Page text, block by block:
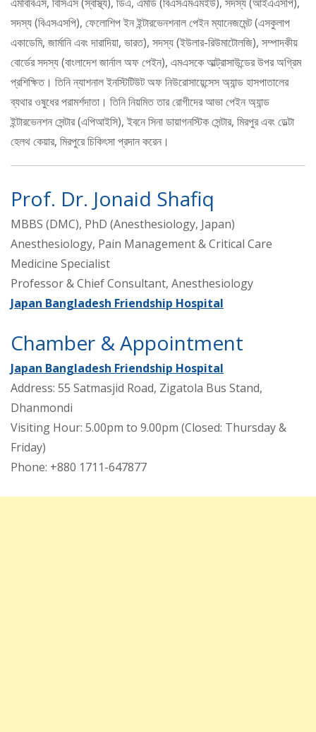
সদস্য (বিএসএসপি), ফেলোশিপ ইন ইন্টারভেনশনাল পেইন ম্যানেজমেন্ট (এসকুলাপ
একাডেমি, জার্মানি এবং দারাদিয়া, ভারত), সদস্য (ইউলার-রিউমাটোলজি), সম্পাদকীয়
বোর্ডের সদস্য (বাংলাদেশ জার্নাল অফ পেইন), এমএসকে আল্ট্রাসাউন্ডের উপর অগ্রিম
প্রশিক্ষিত। তিনি ন্যাশনাল ইনস্টিটিউট অফ নিউরোসায়েন্সেস অ্যান্ড হাসপাতালের
ব্যথার ওষুধের পরামর্শদাতা। তিনি নিয়মিত তার রোগীদের আভা পেইন অ্যান্ড
ইন্টারভেনশন সেন্টার (এপিআইসি), ইবনে সিনা ডায়াগনস্টিক সেন্টার, মিরপুর এবং ডেল্টা
হেলথ কেয়ার, মিরপুরে চিকিৎসা প্রদান করেন।
Prof. Dr. Jonaid Shafiq
MBBS (DMC), PhD (Anesthesiology, Japan)
Anesthesiology, Pain Management & Critical Care
Medicine Specialist
Professor & Chief Consultant, Anesthesiology
Japan Bangladesh Friendship Hospital
Chamber & Appointment
Japan Bangladesh Friendship Hospital
Address: 55 Satmasjid Road, Zigatola Bus Stand,
Dhanmondi
Visiting Hour: 5.00pm to 9.00pm (Closed: Thursday &
Friday)
Phone: +880 1711-647877